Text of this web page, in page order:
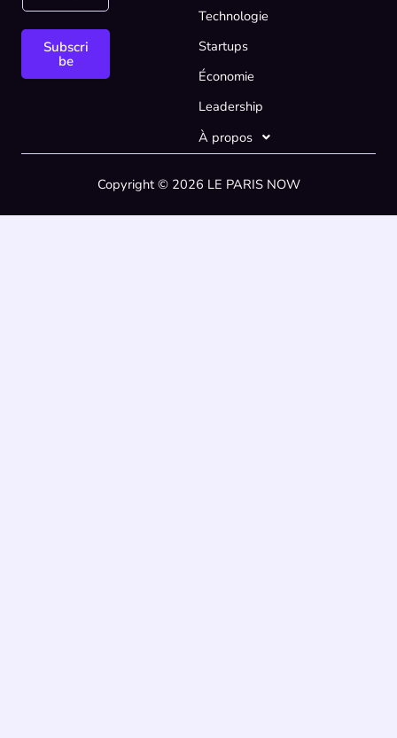
a
m
l
a
Subscri
be
Technologie
Startups
Économie
Leadership
À propos
Copyright © 2026 LE PARIS NOW